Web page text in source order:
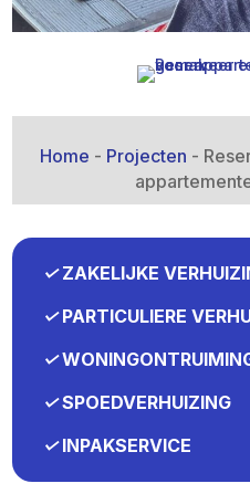
Home - Projecten -
✓ZAKELIJKE
✓PARTICULIERE
✓
✓SPOEDVERHUIZING
✓INPAKSERVICE